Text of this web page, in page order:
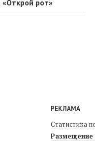
рот»
РЕКЛАМА
Статистика
Размещение